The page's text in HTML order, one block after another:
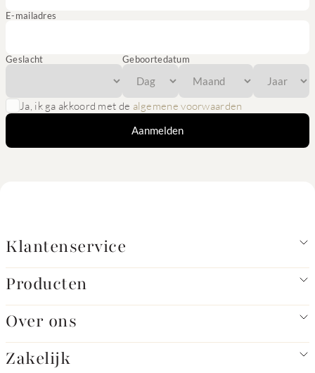
E-mailadres
Geslacht Geboortedatum
Ja, ik ga akkoord met de algemene voorwaarden
Aanmelden
Klantenservice
Producten
Over ons
Zakelijk